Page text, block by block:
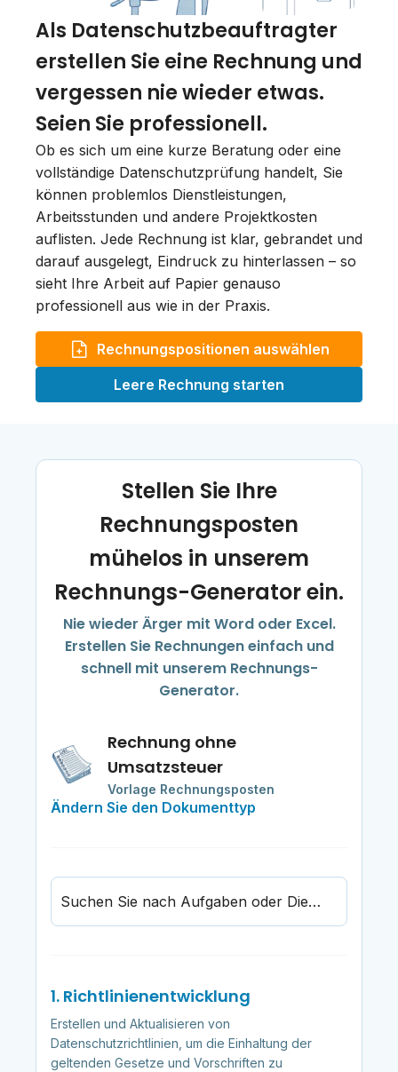
Als Datenschutzbeauftragter
erstellen Sie eine Rechnung und
vergessen nie wieder etwas.
Seien Sie professionell.
Ob es sich um eine kurze Beratung oder eine
vollständige Datenschutzprüfung handelt, Sie
können problemlos Dienstleistungen,
Arbeitsstunden und andere Projektkosten
auflisten. Jede Rechnung ist klar, gebrandet und
darauf ausgelegt, Eindruck zu hinterlassen – so
sieht Ihre Arbeit auf Papier genauso
professionell aus wie in der Praxis.
Rechnungspositionen auswählen
Leere Rechnung starten
Stellen Sie Ihre
Rechnungsposten
mühelos in unserem
Rechnungs-Generator ein.
Nie wieder Ärger mit Word oder Excel.
Erstellen Sie Rechnungen einfach und
schnell mit unserem Rechnungs-
Generator.
Rechnung ohne
Umsatzsteuer
Vorlage Rechnungsposten
Ändern Sie den Dokumenttyp
Suchen Sie nach Aufgaben oder Dienstleistungen im Zusammenhang mit Datenschutz
1. Richtlinienentwicklung
Erstellen und Aktualisieren von
Datenschutzrichtlinien, um die Einhaltung der
geltenden Gesetze und Vorschriften zu